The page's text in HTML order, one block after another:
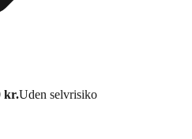
kr.Uden selvrisiko